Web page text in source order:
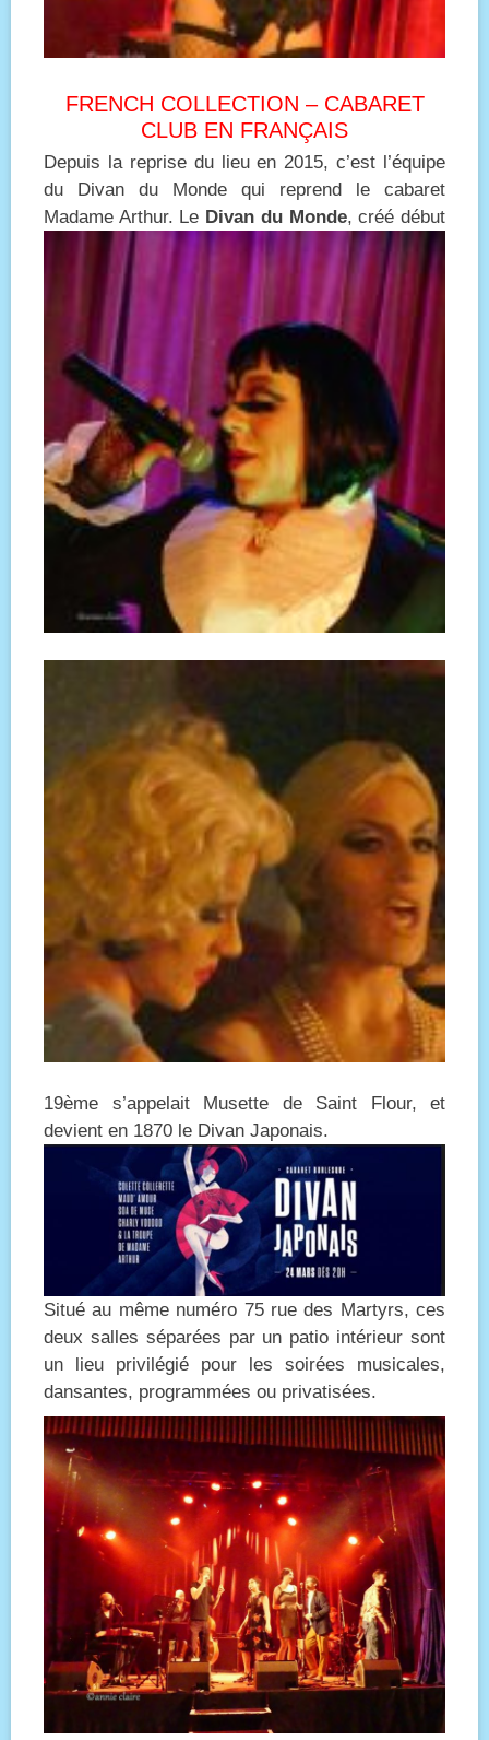
FRENCH COLLECTION – CABARET
CLUB EN FRANÇAIS
Depuis la reprise du lieu en 2015, c’est l’équipe
du Divan du Monde qui reprend le cabaret
Madame Arthur. Le Divan du Monde, créé début
19ème s’appelait Musette de Saint Flour, et
devient en 1870 le Divan Japonais.
Situé au même numéro 75 rue des Martyrs, ces
deux salles séparées par un patio intérieur sont
un lieu privilégié pour les soirées musicales,
dansantes, programmées ou privatisées.